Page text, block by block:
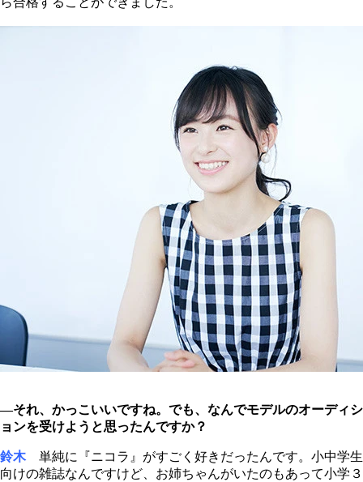
―それ、かっこいいですね。でも、なんでモデルのオーディシ
ョンを受けようと思ったんですか？
鈴木単純に『ニコラ』がすごく好きだったんです。小中学生
向けの雑誌なんですけど、お姉ちゃんがいたのもあって小学３